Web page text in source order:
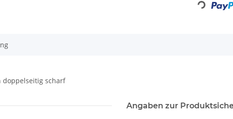
Loading...
doppelseitig scharf
Angaben zur